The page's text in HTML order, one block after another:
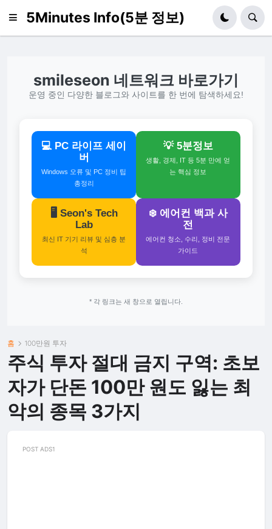
5Minutes Info(5분 정보)
smileseon 네트워크 바로가기
운영 중인 다양한 블로그와 사이트를 한 번에 탐색하세요!
💻 PC 라이프 세이
버
Windows 오류 및 PC 정비 팁
총정리
💡 5분정보
생활, 경제, IT 등 5분 만에 얻
는 핵심 정보
🖥️ Seon's Tech
Lab
최신 IT 기기 리뷰 및 심층 분
석
❄️ 에어컨 백과 사
전
에어컨 청소, 수리, 정비 전문
가이드
* 각 링크는 새 창으로 열립니다.
홈 100만원 투자
주식 투자 절대 금지 구역: 초보
자가 단돈 100만 원도 잃는 최
악의 종목 3가지
POST ADS1